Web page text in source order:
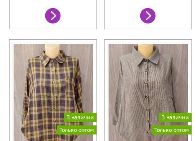
В наличии
Только оптом
В наличии
Только оптом